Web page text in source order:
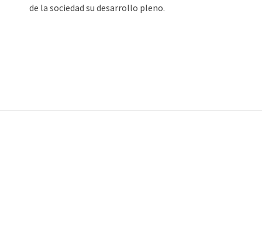
de la sociedad su desarrollo pleno.